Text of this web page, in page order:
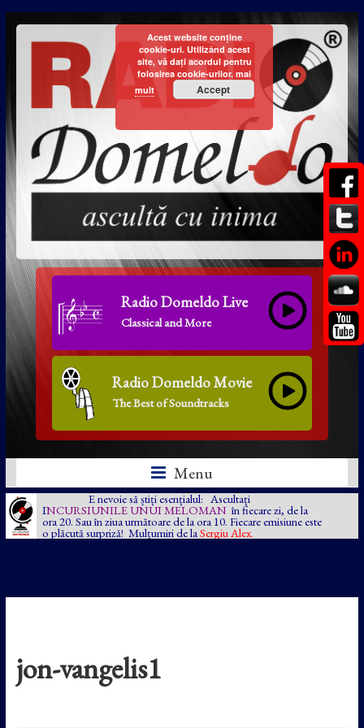
Radio Domeldo Live
Classical and More
Radio Domeldo Movie
The Best of Soundtracks
Menu
E nevoie să știți esențialul: Ascultați
INCURSIUNILE UNUI MELOMAN în fiecare zi, de la
ora 20. Sau în ziua următoare de la ora 10. Fiecare emisiune este
o plăcută surpriză! Mulțumiri de la Sergiu Alex.
jon-vangelis1
Acest website conține
cookie-uri. Utilizând acest
site, vă dați acordul pentru
folosirea cookie-urilor. mai
mult
Accept